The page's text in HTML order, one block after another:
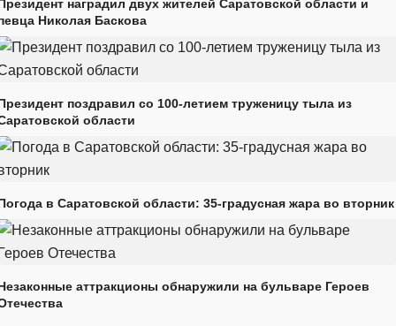
наградил двух жителей Саратовской области и
Николая Баскова
поздравил со 100-летием труженицу тыла из
области
в Саратовской области: 35-градусная жара во вторник
аттракционы обнаружили на бульваре Героев